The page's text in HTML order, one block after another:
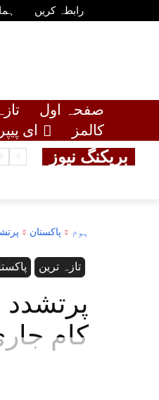
رابطہ کریں
صفحہ اول
کالمز
ای پیپر
بریکنگ نیوز
ہوم پاکستان
تازہ ترین
کام